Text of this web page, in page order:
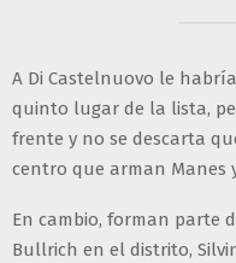
A Di Castelnuovo le
quinto lugar de la lista,
frente y no se descarta
centro que arman Manes
En cambio, forman parte
Bullrich en el distrito,